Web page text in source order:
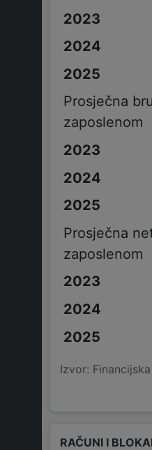
Prosječna
zaposlenom
Prosječna
zaposlenom
Izvor:
RAČUNI I